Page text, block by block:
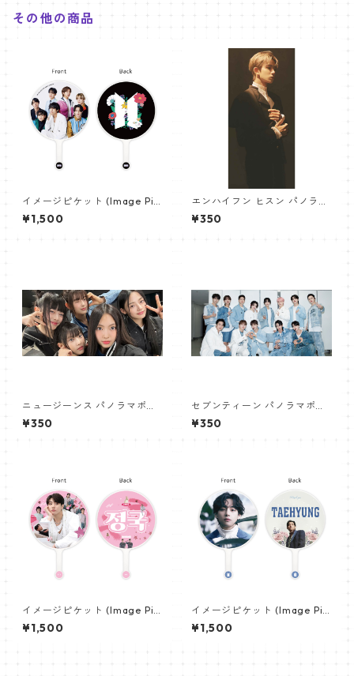
その他の商品
イメージピケット (Image Pic
ket) うちわ - 防弾少年団 (BTS
_01)
¥1,500
エンハイフン ヒスン パノラマ
ポスター (ENHYPEN HEESEU
NG Poster) 700*330mm
¥350
ニュージーンス パノラマポス
ター (Newjeans Panorama P
oster) 700*330mm 【newj
¥350
セブンティーン パノラマポス
ター (SEVENTEEN Poster) 70
0*330mm 【seventeen-0
¥350
イメージピケット (Image Pic
ket) うちわ - ジョングク (JU
NGKOOK_21)
¥1,500
イメージピケット (Image Pic
ket) うちわ - ヴィ (V_12)
¥1,500